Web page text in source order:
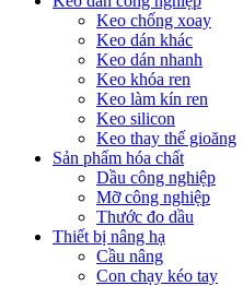
Keo chống xoay
Keo dán khác
Keo dán nhanh
Keo khóa ren
Keo làm kín ren
Keo silicon
Keo thay thế gioăng
Sản phẩm hóa chất
Dầu công nghiệp
Mỡ công nghiệp
Thước đo dầu
Thiết bị nâng hạ
Cầu nâng
Con chạy kéo tay